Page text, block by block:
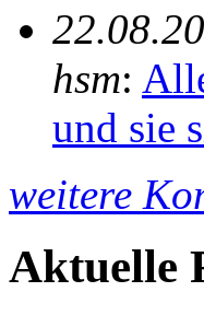
hsm:
und sie
weitere
Aktuelle